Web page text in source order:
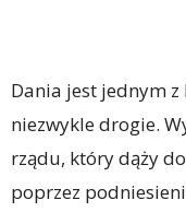
Dania jest jednym
niezwykle drogie.
rządu, który dąży
poprzez